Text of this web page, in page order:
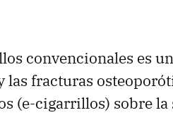
convencionales es
las fracturas
(e-cigarrillos) sobre la